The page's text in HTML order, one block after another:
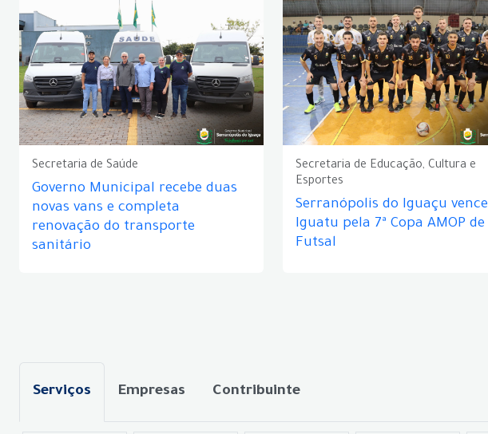
Secretaria de Saúde
Governo Municipal recebe duas
novas vans e completa
renovação do transporte
sanitário
Secretaria de Educação, Cultura e
Esportes
Serranópolis do Iguaçu vence
Iguatu pela 7ª Copa AMOP de
Futsal
Serviços Empresas Contribuinte